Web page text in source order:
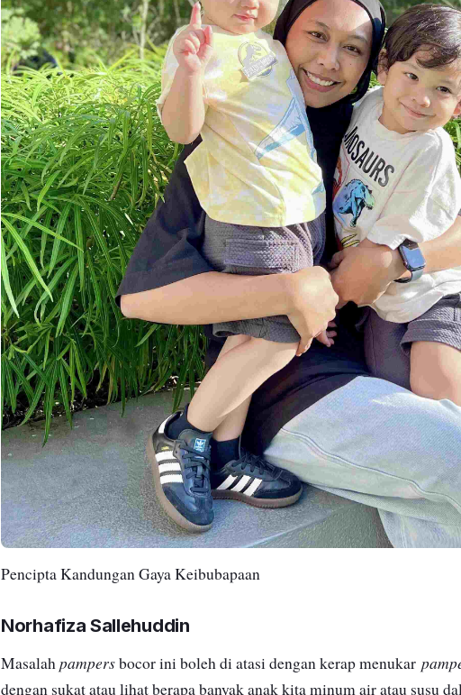
Pencipta Kandungan Gaya Keibubapaan
Norhafiza Sallehuddin
Masalahpampersbocor ini boleh di atasi dengan kerap menukar
dengan sukat atau lihat berapa banyak anak kita minum air atau susu